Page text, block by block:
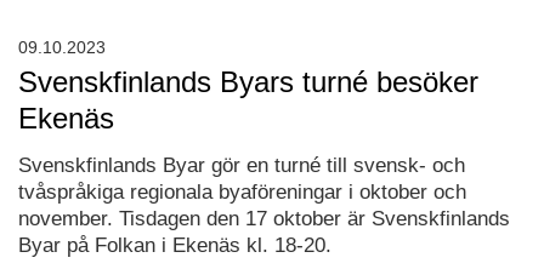
Svenskfinlands Byars turné besöker
Ekenäs
Svenskfinlands Byar gör en turné till svensk- och
tvåspråkiga regionala byaföreningar i oktober och
november. Tisdagen den 17 oktober är Svenskfinlands
Byar på Folkan i Ekenäs kl. 18-20.
09.10.2023